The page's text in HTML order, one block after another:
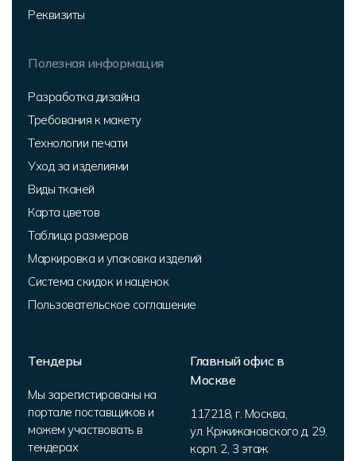
Реквизиты
Полезная информация
Разработка дизайна
Требования к макету
Технологии печати
Уход за изделиями
Виды тканей
Карта цветов
Таблица размеров
Маркировка и упаковка изделий
Система скидок и наценок
Пользовательское соглашение
Тендеры
Мы зарегистированы на
портале поставщиков и
можем участвовать в
тендерах
Главный офис в
Москве
117218, г. Москва,
ул. Кржижановского д. 29,
корп. 2, 3 этаж